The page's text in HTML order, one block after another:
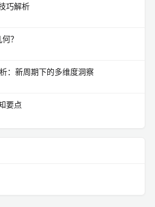
巧解析
？
：新周期下的多维度洞察
要点